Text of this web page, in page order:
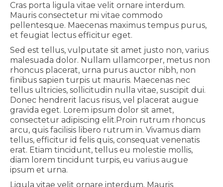
Cras porta ligula vitae velit ornare interdum.
Mauris consectetur mi vitae commodo
pellentesque. Maecenas maximus tempus purus,
et feugiat lectus efficitur eget.
Sed est tellus, vulputate sit amet justo non, varius
malesuada dolor. Nullam ullamcorper, metus non
rhoncus placerat, urna purus auctor nibh, non
finibus sapien turpis ut mauris. Maecenas nec
tellus ultricies, sollicitudin nulla vitae, suscipit dui.
Donec hendrerit lacus risus, vel placerat augue
gravida eget. Lorem ipsum dolor sit amet,
consectetur adipiscing elit.Proin rutrum rhoncus
arcu, quis facilisis libero rutrum in. Vivamus diam
tellus, efficitur id felis quis, consequat venenatis
erat. Etiam tincidunt, tellus eu molestie mollis,
diam lorem tincidunt turpis, eu varius augue
ipsum et urna.
Ligula vitae velit ornare interdum. Mauris